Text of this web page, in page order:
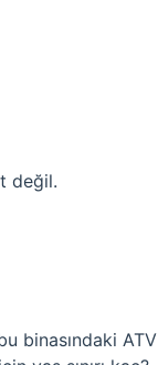
değil.
binasındaki ATV